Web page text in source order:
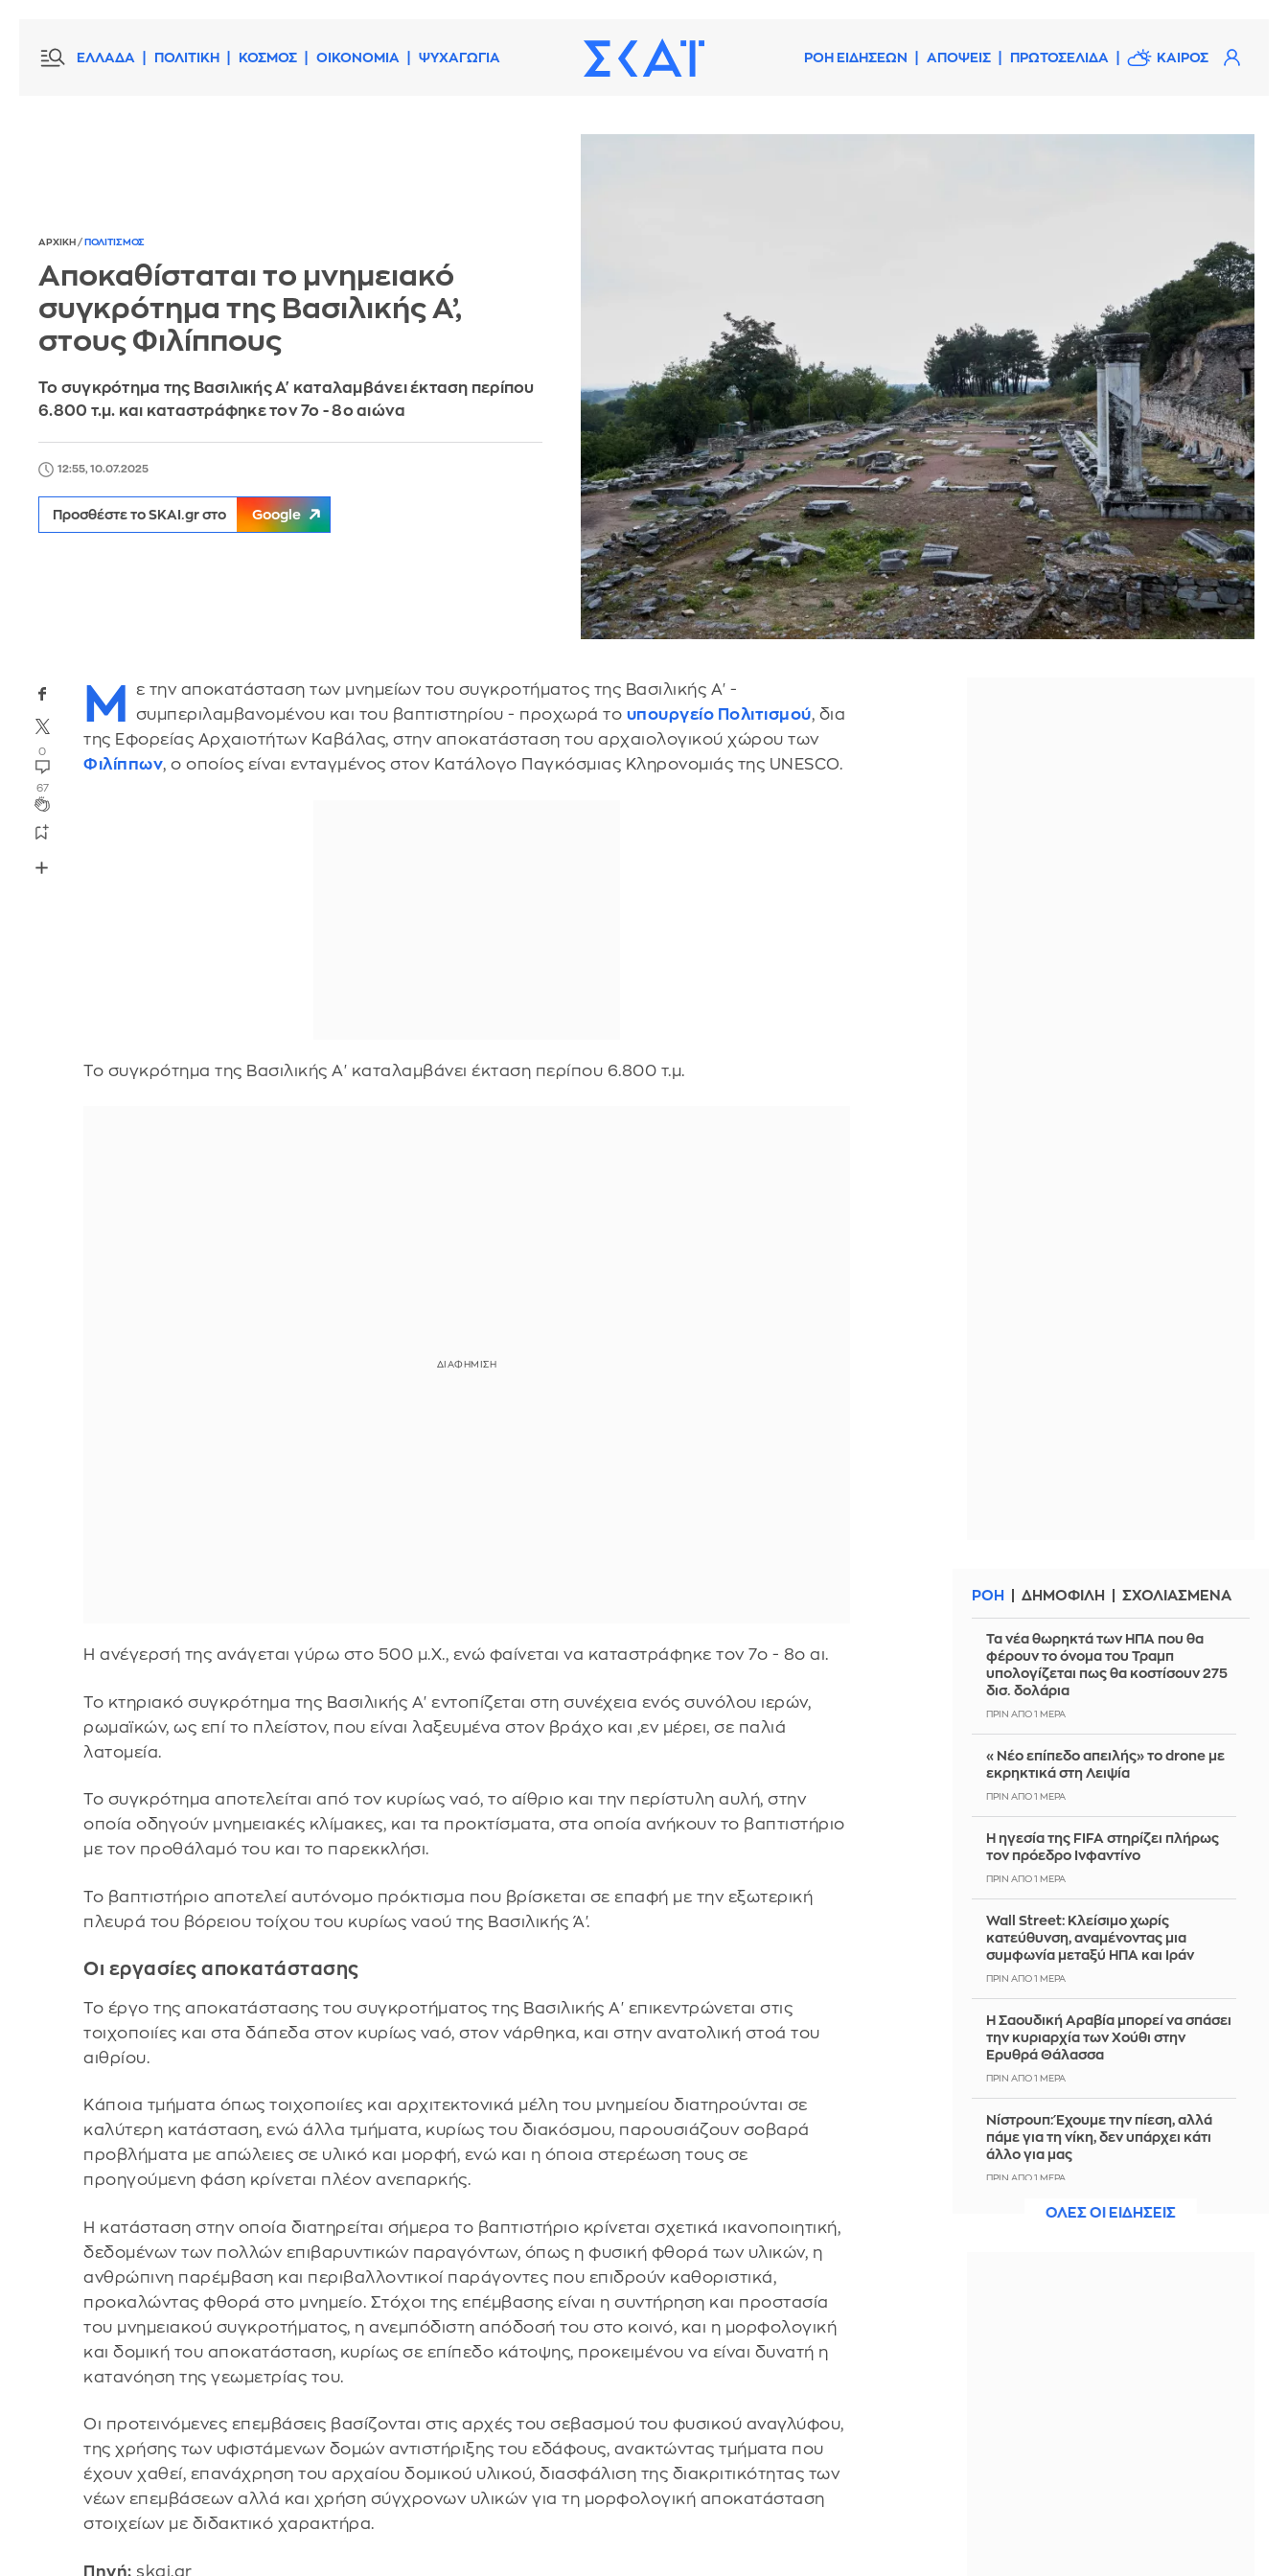
ΕΛΛΑΔΑ ΠΟΛΙΤΙΚΗ ΚΟΣΜΟΣ ΟΙΚΟΝΟΜΙΑ ΨΥΧΑΓΩΓΙΑ ΡΟΗ ΕΙΔΗΣΕΩΝ ΑΠΟΨΕΙΣ ΠΡΩΤΟΣΕΛΙΔΑ ΚΑΙΡΟΣ
ΑΡΧΙΚΗ / ΠΟΛΙΤΙΣΜΟΣ
Αποκαθίσταται το μνημειακό
συγκρότημα της Βασιλικής Α’,
στους Φιλίππους
Το συγκρότημα της Βασιλικής Α' καταλαμβάνει έκταση περίπου
6.800 τ.μ. και καταστράφηκε τον 7ο - 8ο αιώνα
12:55, 10.07.2025
Προσθέστε το SKAI.gr στο Google
0
67
Μ
ε την αποκατάσταση των μνημείων του συγκροτήματος της Βασιλικής Α' -
συμπεριλαμβανομένου και του βαπτιστηρίου - προχωρά το υπουργείο Πολιτισμού, δια
της Εφορείας Αρχαιοτήτων Καβάλας, στην αποκατάσταση του αρχαιολογικού χώρου των
Φιλίππων, ο οποίος είναι ενταγμένος στον Κατάλογο Παγκόσμιας Κληρονομιάς της UNESCO.
Το συγκρότημα της Βασιλικής Α' καταλαμβάνει έκταση περίπου 6.800 τ.μ.
Η ανέγερσή της ανάγεται γύρω στο 500 μ.Χ., ενώ φαίνεται να καταστράφηκε τον 7ο - 8ο αι.
Το κτηριακό συγκρότημα της Βασιλικής Α' εντοπίζεται στη συνέχεια ενός συνόλου ιερών,
ρωμαϊκών, ως επί το πλείστον, που είναι λαξευμένα στον βράχο και ,εν μέρει, σε παλιά
λατομεία.
Το συγκρότημα αποτελείται από τον κυρίως ναό, το αίθριο και την περίστυλη αυλή, στην
οποία οδηγούν μνημειακές κλίμακες, και τα προκτίσματα, στα οποία ανήκουν το βαπτιστήριο
με τον προθάλαμό του και το παρεκκλήσι.
Το βαπτιστήριο αποτελεί αυτόνομο πρόκτισμα που βρίσκεται σε επαφή με την εξωτερική
πλευρά του βόρειου τοίχου του κυρίως ναού της Βασιλικής Ά'.
Οι εργασίες αποκατάστασης
Το έργο της αποκατάστασης του συγκροτήματος της Βασιλικής Α' επικεντρώνεται στις
τοιχοποιίες και στα δάπεδα στον κυρίως ναό, στον νάρθηκα, και στην ανατολική στοά του
αιθρίου.
Κάποια τμήματα όπως τοιχοποιίες και αρχιτεκτονικά μέλη του μνημείου διατηρούνται σε
καλύτερη κατάσταση, ενώ άλλα τμήματα, κυρίως του διακόσμου, παρουσιάζουν σοβαρά
προβλήματα με απώλειες σε υλικό και μορφή, ενώ και η όποια στερέωση τους σε
προηγούμενη φάση κρίνεται πλέον ανεπαρκής.
Η κατάσταση στην οποία διατηρείται σήμερα το βαπτιστήριο κρίνεται σχετικά ικανοποιητική,
δεδομένων των πολλών επιβαρυντικών παραγόντων, όπως η φυσική φθορά των υλικών, η
ανθρώπινη παρέμβαση και περιβαλλοντικοί παράγοντες που επιδρούν καθοριστικά,
προκαλώντας φθορά στο μνημείο. Στόχοι της επέμβασης είναι η συντήρηση και προστασία
του μνημειακού συγκροτήματος, η ανεμπόδιστη απόδοσή του στο κοινό, και η μορφολογική
και δομική του αποκατάσταση, κυρίως σε επίπεδο κάτοψης, προκειμένου να είναι δυνατή η
κατανόηση της γεωμετρίας του.
Οι προτεινόμενες επεμβάσεις βασίζονται στις αρχές του σεβασμού του φυσικού αναγλύφου,
της χρήσης των υφιστάμενων δομών αντιστήριξης του εδάφους, ανακτώντας τμήματα που
έχουν χαθεί, επανάχρηση του αρχαίου δομικού υλικού, διασφάλιση της διακριτικότητας των
νέων επεμβάσεων αλλά και χρήση σύγχρονων υλικών για τη μορφολογική αποκατάσταση
στοιχείων με διδακτικό χαρακτήρα.
Πηγή: skai.gr
ΡΟΗ ΔΗΜΟΦΙΛΗ ΣΧΟΛΙΑΣΜΕΝΑ
Τα νέα θωρηκτά των ΗΠΑ που θα
φέρουν το όνομα του Τραμπ
υπολογίζεται πως θα κοστίσουν 275
δισ. δολάρια
ΠΡΙΝ ΑΠΌ 1 ΜΈΡΑ
«Νέο επίπεδο απειλής» το drone με
εκρηκτικά στη Λειψία
ΠΡΙΝ ΑΠΌ 1 ΜΈΡΑ
Η ηγεσία της FIFA στηρίζει πλήρως
τον πρόεδρο Ινφαντίνο
ΠΡΙΝ ΑΠΌ 1 ΜΈΡΑ
Wall Street: Κλείσιμο χωρίς
κατεύθυνση, αναμένοντας μια
συμφωνία μεταξύ ΗΠΑ και Ιράν
ΠΡΙΝ ΑΠΌ 1 ΜΈΡΑ
Η Σαουδική Αραβία μπορεί να σπάσει
την κυριαρχία των Χούθι στην
Ερυθρά Θάλασσα
ΠΡΙΝ ΑΠΌ 1 ΜΈΡΑ
Νίστρουπ: Έχουμε την πίεση, αλλά
πάμε για τη νίκη, δεν υπάρχει κάτι
άλλο για μας
ΠΡΙΝ ΑΠΌ 1 ΜΈΡΑ
Άννα Πρέλεβιτς: Το τρυφερό
ΟΛΕΣ ΟΙ ΕΙΔΗΣΕΙΣ